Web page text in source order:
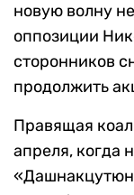
новую волну
оппозиции
сторонников
продолжить
Правящая
апреля, когда